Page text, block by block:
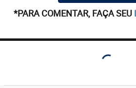
*PARA COMENTAR, FAÇA SEU